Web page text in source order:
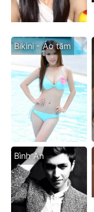
Bikini - Áo tăm
Bình An